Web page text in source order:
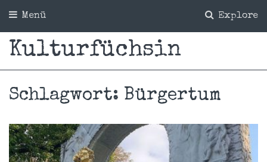
Explore
Menü
Kulturfüchsin
Schlagwort: Bürgertum